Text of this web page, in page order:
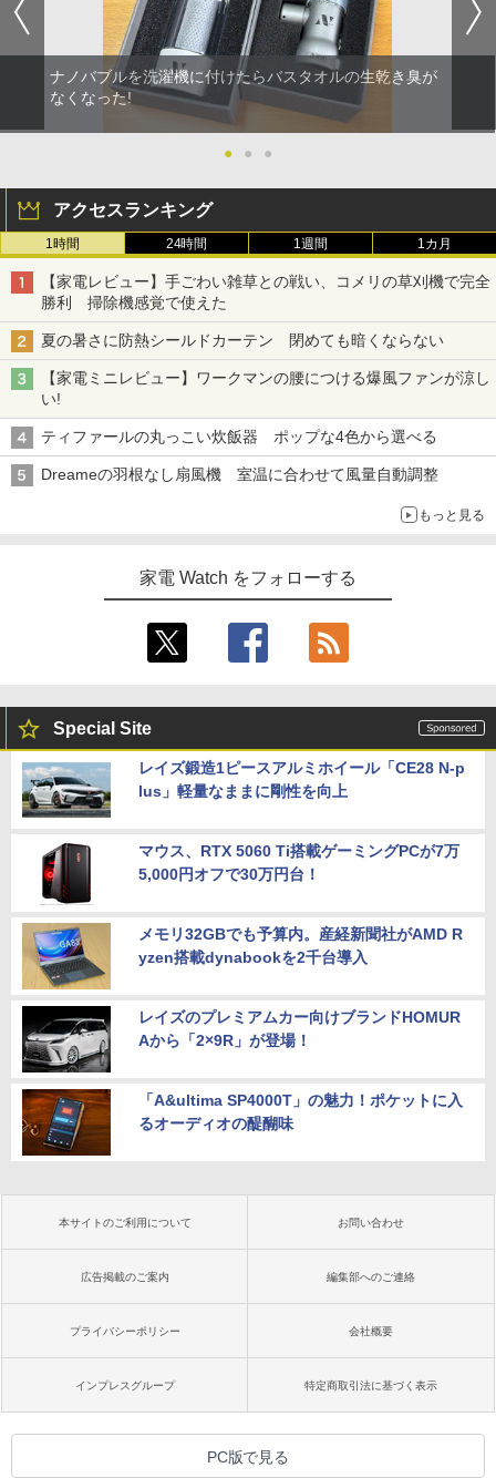
ナノバブルを洗濯機に付けたらバスタオルの生乾き臭が
なくなった!
● ● ●
アクセスランキング
1時間 24時間 1週間 1カ月
【家電レビュー】手ごわい雑草との戦い、コメリの草刈機で完全
勝利 掃除機感覚で使えた
夏の暑さに防熱シールドカーテン 閉めても暗くならない
【家電ミニレビュー】ワークマンの腰につける爆風ファンが涼し
い!
ティファールの丸っこい炊飯器 ポップな4色から選べる
Dreameの羽根なし扇風機 室温に合わせて風量自動調整
もっと見る
家電 Watch をフォローする
Special Site
レイズ鍛造1ピースアルミホイール「CE28 N-p
lus」軽量なままに剛性を向上
マウス、RTX 5060 Ti搭載ゲーミングPCが7万
5,000円オフで30万円台！
メモリ32GBでも予算内。産経新聞社がAMD R
yzen搭載dynabookを2千台導入
レイズのプレミアムカー向けブランドHOMUR
Aから「2×9R」が登場！
「A&ultima SP4000T」の魅力！ポケットに入
るオーディオの醍醐味
本サイトのご利用について お問い合わせ
広告掲載のご案内 編集部へのご連絡
プライバシーポリシー 会社概要
インプレスグループ 特定商取引法に基づく表示
PC版で見る